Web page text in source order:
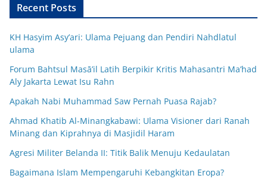
Recent Posts
KH Hasyim Asy’ari: Ulama Pejuang dan Pendiri Nahdlatul
ulama
Forum Bahtsul Masā’il Latih Berpikir Kritis Mahasantri Ma’had
Aly Jakarta Lewat Isu Rahn
Apakah Nabi Muhammad Saw Pernah Puasa Rajab?
Ahmad Khatib Al-Minangkabawi: Ulama Visioner dari Ranah
Minang dan Kiprahnya di Masjidil Haram
Agresi Militer Belanda II: Titik Balik Menuju Kedaulatan
Bagaimana Islam Mempengaruhi Kebangkitan Eropa?